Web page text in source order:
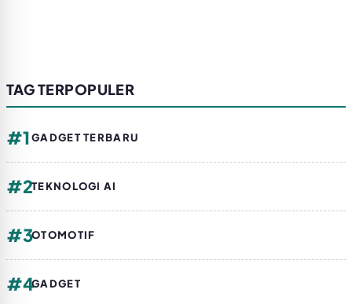
TAG TERPOPULER
#1GADGET TERBARU
#2TEKNOLOGI AI
#3OTOMOTIF
#4GADGET